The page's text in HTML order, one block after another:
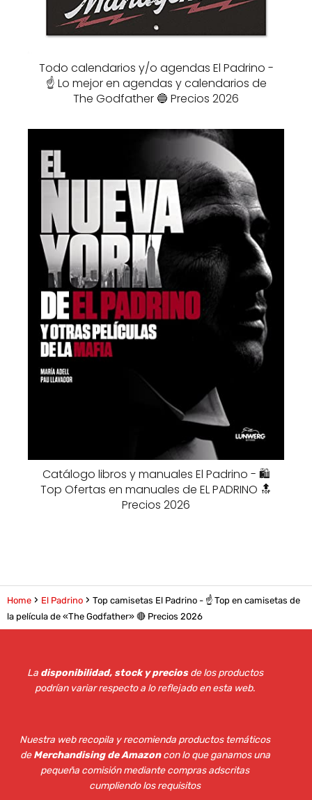
Todo calendarios y/o agendas El Padrino -
☝️ Lo mejor en agendas y calendarios de
The Godfather 🔵 Precios 2026
Catálogo libros y manuales El Padrino - 🛍️
Top Ofertas en manuales de EL PADRINO 🔝
Precios 2026
Home El Padrino
Top camisetas El Padrino - ☝️ Top en camisetas de
la película de «The Godfather» 🔴 Precios 2026
La disponibilidad, stock y preciosde los productos
podrían variar respecto a lo reflejado en esta web.
Nuestra web recopila y recomienda productos temáticos
deMerchandising de Amazoncon lo que ganamos una
pequeña comisión mediante compras adscritas
cumpliendo los requisitos